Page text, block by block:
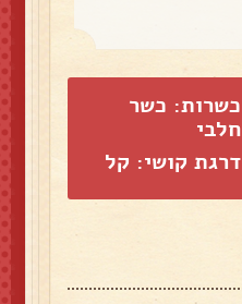
כשרות: כשר
חלבי
דרגת קושי: קל